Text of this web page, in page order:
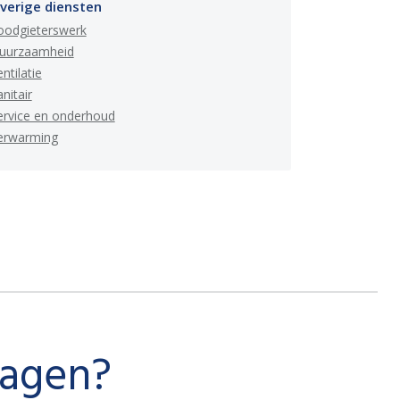
diensten
en onderhoud